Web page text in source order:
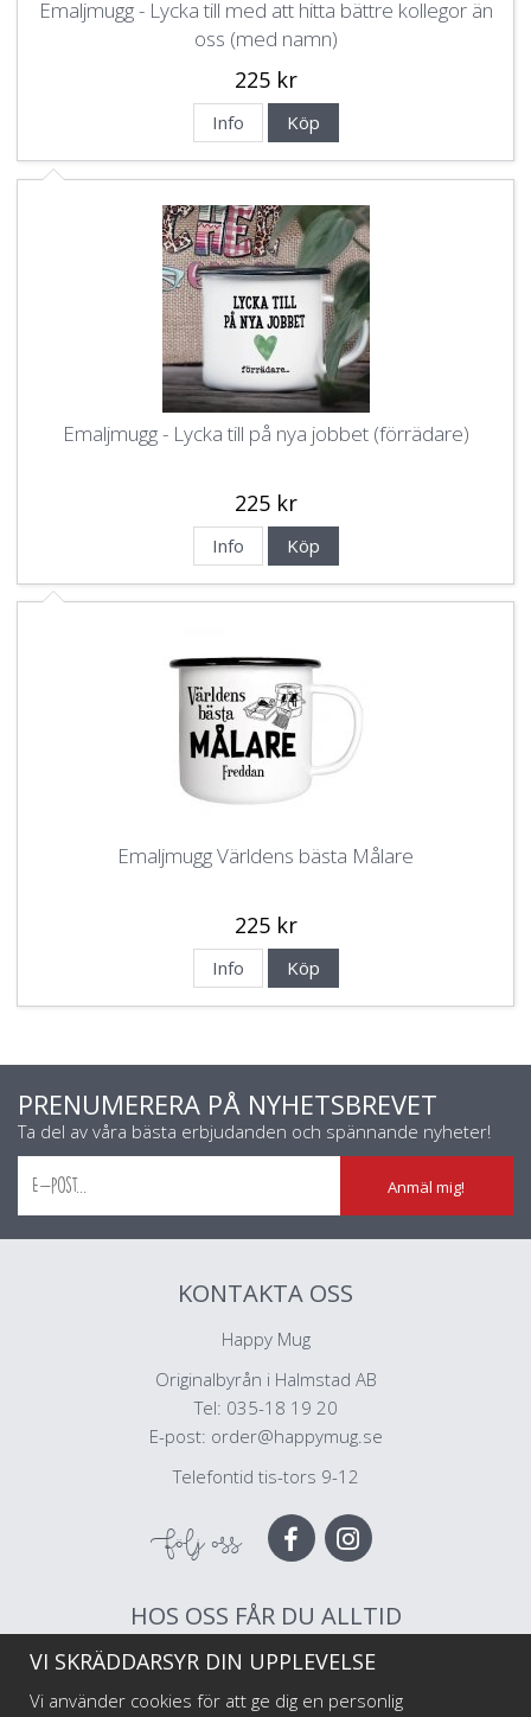
Emaljmugg - Lycka till med att hitta bättre kollegor än
oss (med namn)
225 kr
Info Köp
Emaljmugg - Lycka till på nya jobbet (förrädare)
225 kr
Info Köp
Emaljmugg Världens bästa Målare
225 kr
Info Köp
PRENUMERERA PÅ NYHETSBREVET
Ta del av våra bästa erbjudanden och spännande nyheter!
Anmäl mig!
KONTAKTA OSS
Happy Mug
Originalbyrån i Halmstad AB
Tel: 035-18 19 20
E-post: order@happymug.se
Telefontid tis-tors 9-12
Följ oss
HOS OSS FÅR DU ALLTID
Muggar av högsta kvalitet
Snabb leverans
VI SKRÄDDARSYR DIN UPPLEVELSE
Vi använder cookies för att ge dig en personlig